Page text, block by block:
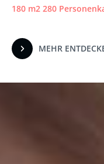
180 m2 280
MEHR